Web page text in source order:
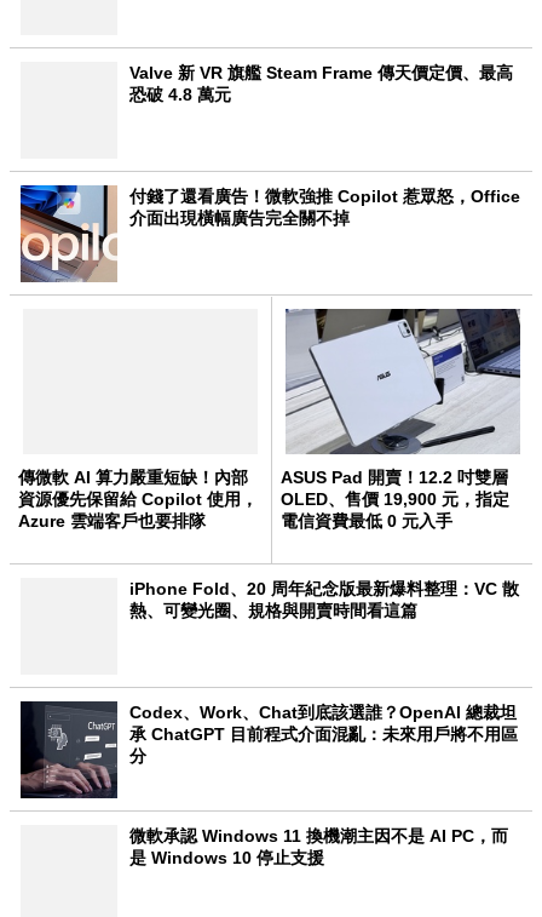
Valve 新 VR 旗艦 Steam Frame 傳天價定價、最高
恐破 4.8 萬元
付錢了還看廣告！微軟強推 Copilot 惹眾怒，Office
介面出現橫幅廣告完全關不掉
傳微軟 AI 算力嚴重短缺！內部
資源優先保留給 Copilot 使用，
Azure 雲端客戶也要排隊
ASUS Pad 開賣！12.2 吋雙層
OLED、售價 19,900 元，指定
電信資費最低 0 元入手
iPhone Fold、20 周年紀念版最新爆料整理：VC 散
熱、可變光圈、規格與開賣時間看這篇
Codex、Work、Chat到底該選誰？OpenAI 總裁坦
承 ChatGPT 目前程式介面混亂：未來用戶將不用區
分
微軟承認 Windows 11 換機潮主因不是 AI PC，而
是 Windows 10 停止支援